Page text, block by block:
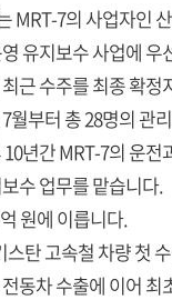
MRT-7의 사업자인
유지보수 사업에 우
근 수주를 최종 확정
월부터 총 28명의 관
년간 MRT-7의 운전
수 업무를 맡습니다.
원에 이릅니다.
탄 고속철 차량 첫
동차 수출에 이어 최